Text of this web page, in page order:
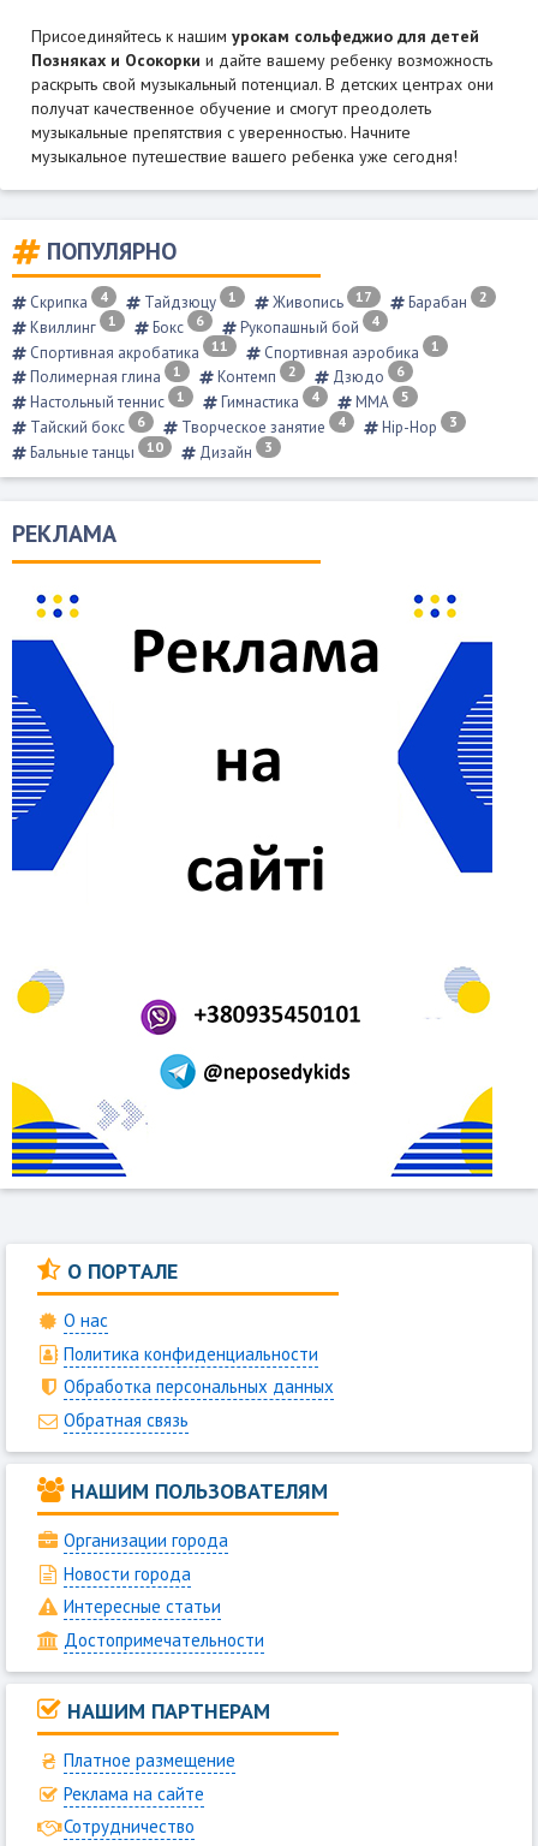
ПОПУЛЯРНО
Скрипка 4 Тайдзюцу 1 Живопись 17 Барабан 2
Квиллинг 1 Бокс 6 Рукопашный бой 4
Спортивная акробатика 11 Спортивная аэробика 1
Полимерная глина 1 Контемп 2 Дзюдо 6
Настольный теннис 1 Гимнастика 4 ММА 5
Тайский бокс 6 Творческое занятие 4 Hip-Hop 3
Бальные танцы 10 Дизайн 3
РЕКЛАМА
Присоединяйтесь к нашим урокам сольфеджио для детей
Позняках и Осокорки и дайте вашему ребенку возможность
раскрыть свой музыкальный потенциал. В детских центрах они
получат качественное обучение и смогут преодолеть
музыкальные препятствия с уверенностью. Начните
музыкальное путешествие вашего ребенка уже сегодня!
О ПОРТАЛЕ
О нас
Политика конфиденциальности
Обработка персональных данных
Обратная связь
НАШИМ ПОЛЬЗОВАТЕЛЯМ
Организации города
Новости города
Интересные статьи
Достопримечательности
НАШИМ ПАРТНЕРАМ
Платное размещение
Реклама на сайте
Сотрудничество